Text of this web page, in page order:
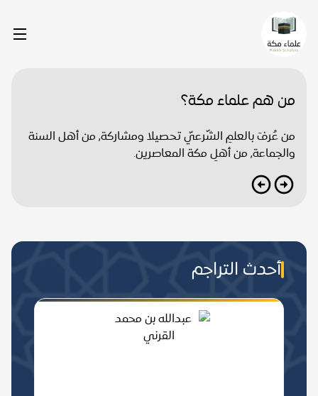
من هم علماء مكة؟
من عُرفَ بالعلمِ الشّرعيّ تحصيلا ومشاركة, من أهل السنة
والجماعة, من أهلِ مكة المعاصرين.
أحدث التراجم